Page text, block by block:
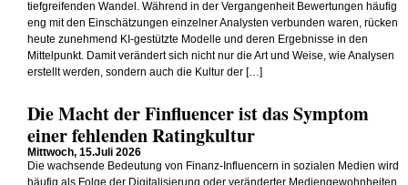
tiefgreifenden Wandel. Während in der Vergangenheit Bewertungen häufig
eng mit den Einschätzungen einzelner Analysten verbunden waren, rücken
heute zunehmend KI-gestützte Modelle und deren Ergebnisse in den
Mittelpunkt. Damit verändert sich nicht nur die Art und Weise, wie Analysen
erstellt werden, sondern auch die Kultur der […]
Die Macht der Finfluencer ist das Symptom
einer fehlenden Ratingkultur
Mittwoch, 15.Juli 2026
Die wachsende Bedeutung von Finanz-Influencern in sozialen Medien wird
häufig als Folge der Digitalisierung oder veränderter Mediengewohnheiten